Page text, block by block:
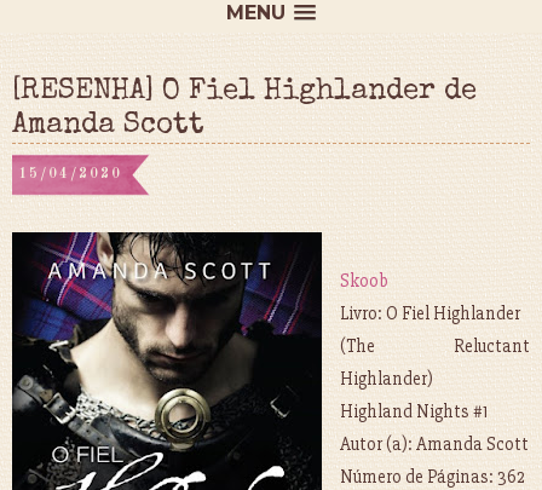
MENU
[RESENHA] O Fiel Highlander de
Amanda Scott
15/04/2020
Skoob
Livro: O Fiel Highlander
(The Reluctant
Highlander)
Highland Nights #1
Autor (a): Amanda Scott
Número de Páginas: 362